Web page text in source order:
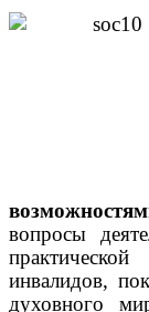
вопросы
инвалидов,
духовного